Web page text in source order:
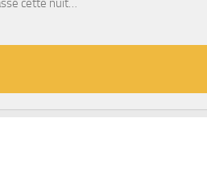
cette nuit…